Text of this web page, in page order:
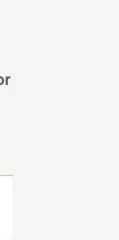
46 segundos